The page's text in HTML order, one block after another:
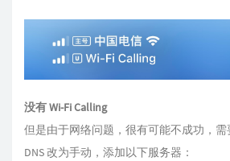
没有 Wi-Fi Calling
但是由于网络问题，很有可能不成功，需
DNS 改为手动，添加以下服务器：